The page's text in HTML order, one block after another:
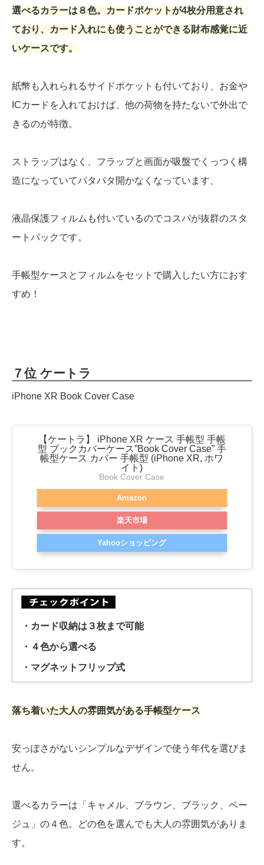
選べるカラーは８色。カードポケットが4枚分用意され
ており、カード入れにも使うことができる財布感覚に近
いケースです。
紙幣も入れられるサイドポケットも付いており、お金や
ICカードを入れておけば、他の荷物を持たないで外出で
きるのが特徴。
ストラップはなく、フラップと画面が吸盤でくっつく構
造になっていてパタパタ開かなくなっています、
液晶保護フィルムも付いているのでコスパが抜群のスタ
ートパックです。
手帳型ケースとフィルムをセットで購入したい方におす
すめ！
７位 ケートラ
iPhone XR Book Cover Case
【ケートラ】 iPhone XR ケース 手帳型 手帳
型 ブックカバーケース”Book Cover Case” 手
帳型ケース カバー 手帳型 (iPhone XR, ホワ
イト)
Book Cover Case
Amazon
楽天市場
Yahooショッピング
・カード収納は３枚まで可能
・４色から選べる
・マグネットフリップ式
落ち着いた大人の雰囲気がある手帳型ケース
安っぽさがないシンプルなデザインで使う年代を選びま
せん。
選べるカラーは「キャメル、ブラウン、ブラック、ベー
ジュ」の４色。どの色を選んでも大人の雰囲気がありま
す。